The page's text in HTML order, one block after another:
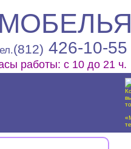
(812) 426-10-55
работы: с 10 до 21 ч.